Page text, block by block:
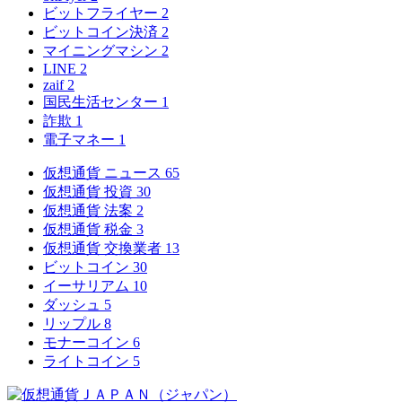
ビットフライヤー 2
ビットコイン決済 2
マイニングマシン 2
LINE 2
zaif 2
国民生活センター 1
詐欺 1
電子マネー 1
仮想通貨 ニュース 65
仮想通貨 投資 30
仮想通貨 法案 2
仮想通貨 税金 3
仮想通貨 交換業者 13
ビットコイン 30
イーサリアム 10
ダッシュ 5
リップル 8
モナーコイン 6
ライトコイン 5